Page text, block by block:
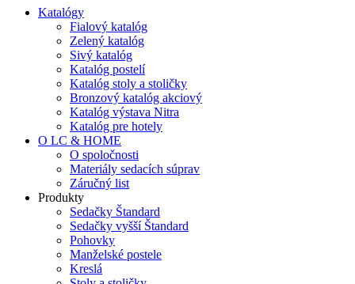
Katalógy
Fialový katalóg
Zelený katalóg
Sivý katalóg
Katalóg postelí
Katalóg stoly a stoličky
Bronzový katalóg akciový
Katalóg výstava Nitra
Katalóg pre hotely
O LC & HOME
O spoločnosti
Materiály sedacích súprav
Záručný list
Produkty
Sedačky Štandard
Sedačky vyšší Štandard
Pohovky
Manželské postele
Kreslá